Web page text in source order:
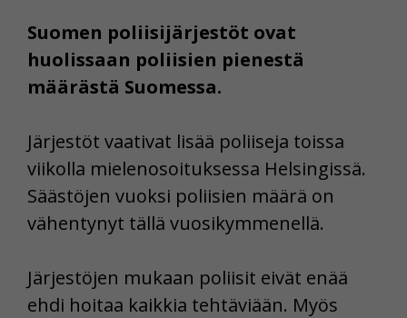
Suomen poliisijärjestöt ovat
huolissaan poliisien pienestä
määrästä Suomessa.
Järjestöt vaativat lisää poliiseja toissa
viikolla mielenosoituksessa Helsingissä.
Säästöjen vuoksi poliisien määrä on
vähentynyt tällä vuosikymmenellä.
Järjestöjen mukaan poliisit eivät enää
ehdi hoitaa kaikkia tehtäviään. Myös